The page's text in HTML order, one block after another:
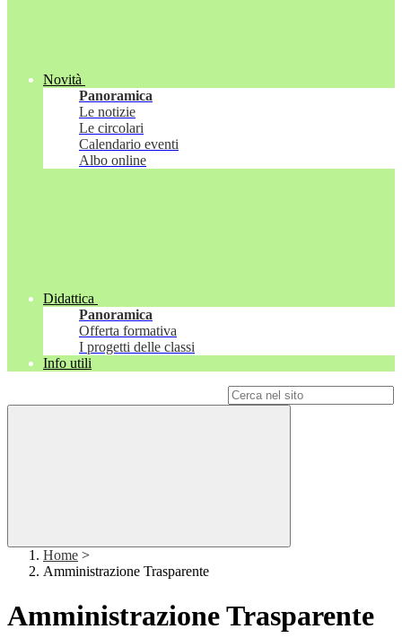
Novità
Panoramica
Le notizie
Le circolari
Calendario eventi
Albo online
Didattica
Panoramica
Offerta formativa
I progetti delle classi
Info utili
Home >
Amministrazione Trasparente
Amministrazione Trasparente